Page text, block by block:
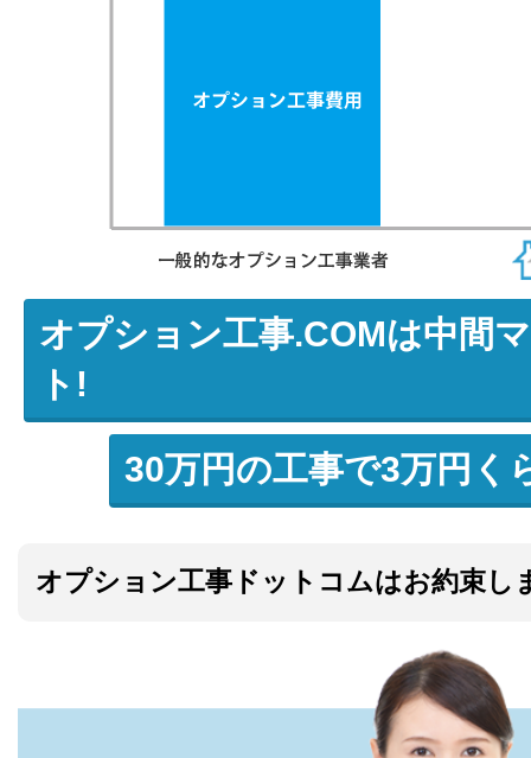
オプション工事.COMは中間
ト!
30万円の工事で3万円く
オプション工事ドットコムはお約束し